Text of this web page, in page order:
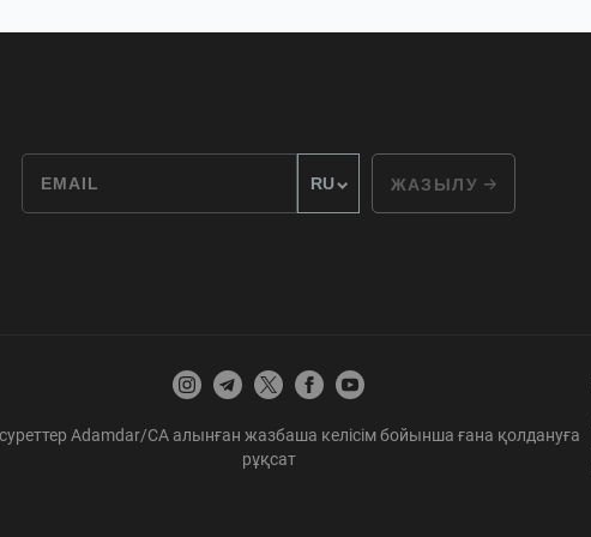
ЖАЗЫЛУ
Adamdar/CA алынған жазбаша келісім бойынша ғана қолдануға
рұқсат